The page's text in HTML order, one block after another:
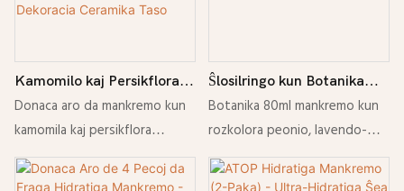
hidratigitan haŭton.
Kamomilo kaj Persikflora
Mankremo-Aro - Humidiga
Manlocio-Donacaro kun
Donaca aro da mankremo kun
kamomila kaj persikflora
manplato kaj ornama ceramika
taso. Hidratigas sekajn manojn
Ŝlosilringo kun Botanika
Mankremo - 80mL Flora
Humidiga Mankremo-
Botanika 80ml mankremo kun
rozkolora peonio, lavendo-
kamomilo, eŭkalipto-mento kaj
kamomilo por molaj, hidratigitaj